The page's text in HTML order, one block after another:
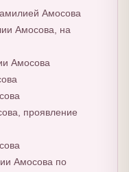
Амосова
Амосова, на
Амосова
проявление
Амосова по